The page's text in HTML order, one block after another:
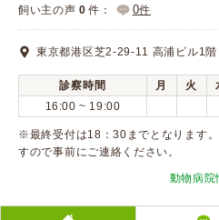
動物病院検索
口コミ検索
Calooペットとは？
飼い主の声 0 件： 0件
東京都港区芝2-29-11 高浦ビル1階
診察時間 月 火
16:00 ~ 19:00
※最終受付は18：30までとなります
すので事前にご連絡ください。
動物病院